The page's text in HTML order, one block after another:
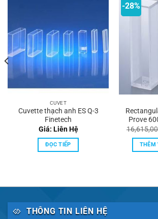
CUVET
Cuvette thạch anh ES Q-3
Finetech
Giá: Liên Hệ
ĐỌC TIẾP
-28%
Prove
THÊM
THÔNG TIN LIÊN HỆ